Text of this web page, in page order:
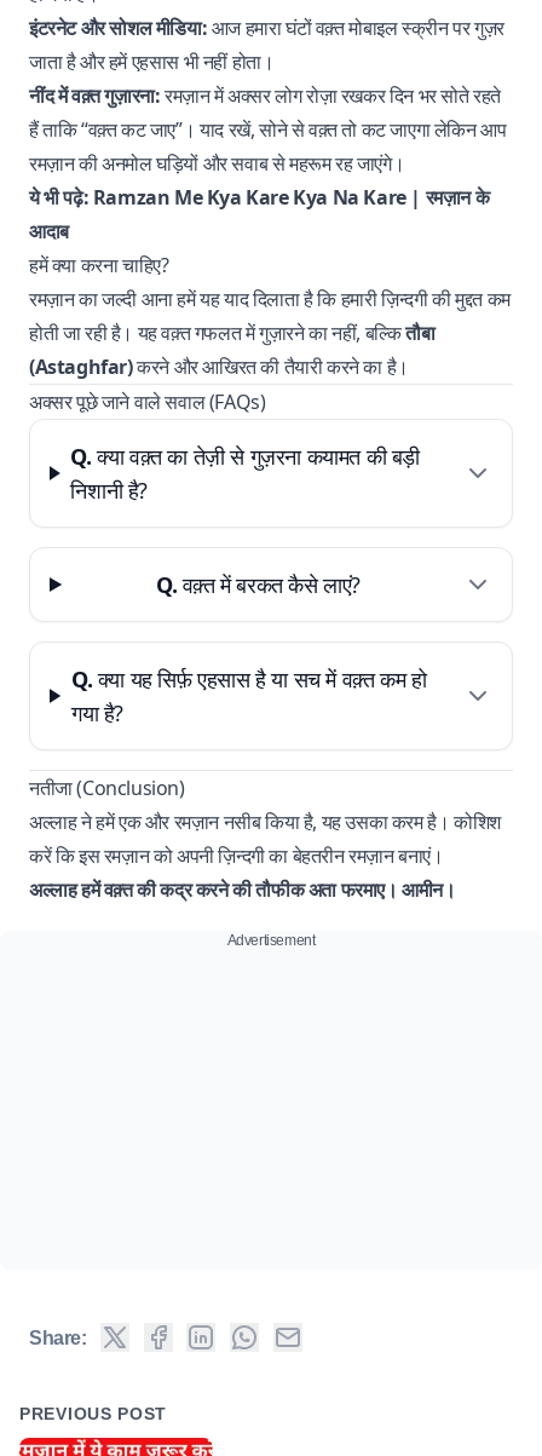
इंटरनेट और सोशल मीडिया:आज हमारा घंटों वक़्त मोबाइल स्क्रीन पर गुज़र
जाता है और हमें एहसास भी नहीं होता।
नींद में वक़्त गुज़ारना:रमज़ान में अक्सर लोग रोज़ा रखकर दिन भर सोते रहते
हैं ताकि “वक़्त कट जाए”। याद रखें, सोने से वक़्त तो कट जाएगा लेकिन आप
रमज़ान की अनमोल घड़ियों और सवाब से महरूम रह जाएंगे।
ये भी पढ़े: Ramzan Me Kya Kare Kya Na Kare | रमज़ान के
आदाब
हमें क्या करना चाहिए?
रमज़ान का जल्दी आना हमें यह याद दिलाता है कि हमारी ज़िन्दगी की मुद्दत कम
होती जा रही है। यह वक़्त गफलत में गुज़ारने का नहीं, बल्कितौबा
(Astaghfar)करने और आखिरत की तैयारी करने का है।
अक्सर पूछे जाने वाले सवाल (FAQs)
Q.क्या वक़्त का तेज़ी से गुज़रना कयामत की बड़ी
निशानी है?
Q.वक़्त में बरकत कैसे लाएं?
Q.क्या यह सिर्फ़ एहसास है या सच में वक़्त कम हो
गया है?
नतीजा (Conclusion)
अल्लाह ने हमें एक और रमज़ान नसीब किया है, यह उसका करम है। कोशिश
करें कि इस रमज़ान को अपनी ज़िन्दगी का बेहतरीन रमज़ान बनाएं।
अल्लाह हमें वक़्त की कद्र करने की तौफीक अता फरमाए। आमीन।
Advertisement
Share:
PREVIOUS POST